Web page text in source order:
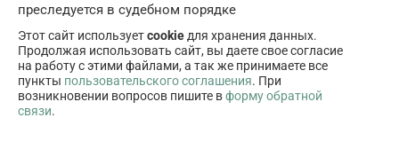
преследуется в судебном порядке
Этот сайт используетcookie для хранения данных.
Продолжая использовать сайт, вы даете свое согласие
на работу с этими файлами, а так же принимаете все
пункты пользовательского соглашения. При
возникновении вопросов пишите вформу обратной
связи.